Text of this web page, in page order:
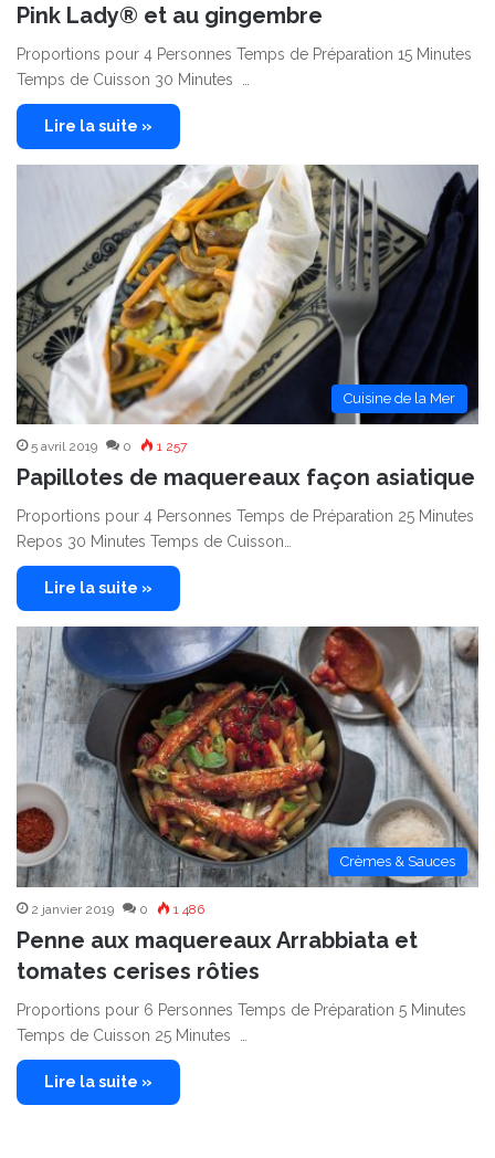
Pink Lady® et au gingembre
Proportions pour 4 Personnes Temps de Préparation 15 Minutes
Temps de Cuisson 30 Minutes …
Lire la suite »
Cuisine de la Mer
5 avril 2019 0 1 257
Papillotes de maquereaux façon asiatique
Proportions pour 4 Personnes Temps de Préparation 25 Minutes
Repos 30 Minutes Temps de Cuisson…
Lire la suite »
Crèmes & Sauces
2 janvier 2019 0 1 486
Penne aux maquereaux Arrabbiata et
tomates cerises rôties
Proportions pour 6 Personnes Temps de Préparation 5 Minutes
Temps de Cuisson 25 Minutes …
Lire la suite »